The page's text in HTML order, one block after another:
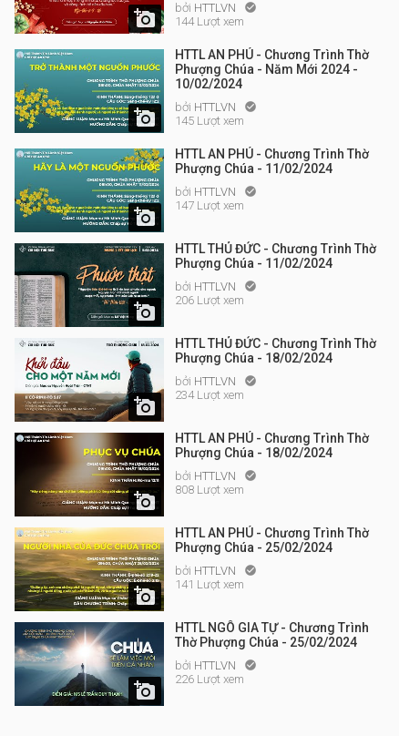
 bởi HTTLVN 
144 Lượt xem

HTTL AN PHÚ - Chương Trình Thờ
Phượng Chúa - Năm Mới 2024 -
10/02/2024
bởi HTTLVN 
145 Lượt xem

HTTL AN PHÚ - Chương Trình Thờ
Phượng Chúa - 11/02/2024
bởi HTTLVN 
147 Lượt xem

HTTL THỦ ĐỨC - Chương Trình Thờ
Phượng Chúa - 11/02/2024
bởi HTTLVN 
206 Lượt xem

HTTL THỦ ĐỨC - Chương Trình Thờ
Phượng Chúa - 18/02/2024
bởi HTTLVN 
234 Lượt xem

HTTL AN PHÚ - Chương Trình Thờ
Phượng Chúa - 18/02/2024
bởi HTTLVN 
808 Lượt xem

HTTL AN PHÚ - Chương Trình Thờ
Phượng Chúa - 25/02/2024
bởi HTTLVN 
141 Lượt xem

HTTL NGÔ GIA TỰ - Chương Trình
Thờ Phượng Chúa - 25/02/2024
bởi HTTLVN 
226 Lượt xem